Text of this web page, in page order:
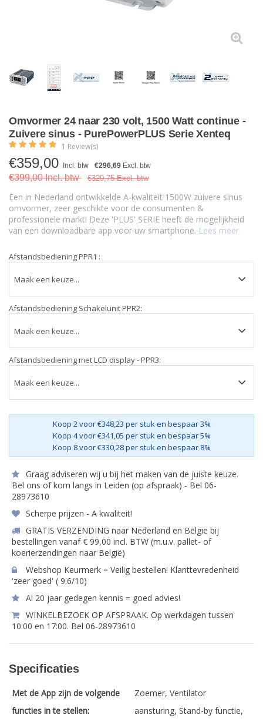
Omvormer 24 naar 230 volt, 1500 Watt continue -
Zuivere sinus - PurePowerPLUS Serie Xenteq
1 Review(s)
€359,00 Incl. btw €296,69 Excl. btw
€399,00 Incl. btw €329,75 Excl. btw
Een in Nederland ontwikkelde A-kwaliteit 1500W zuivere sinus
omvormer, zeer geschikte voor de consumenten &
professionele markt! Deze 'PLUS' SERIE heeft de mogelijkheid
van een downloadbare app voor uw smartphone. Lees meer
Afstandsbediening PPR1 :
Afstandsbediening Schakelunit PPR2:
Afstandsbediening met LCD display - PPR3:
Koop 2 voor €348,23 per stuk en bespaar 3%
Koop 4 voor €341,05 per stuk en bespaar 5%
Koop 8 voor €330,28 per stuk en bespaar 8%
Graag adviseren wij u bij het maken van de juiste keuze.
Bel ons of kom langs in Leiden (op afspraak) - Bel 06-
28973610
Scherpe prijzen - A kwaliteit!
GRATIS VERZENDING naar Nederland en België bij
bestellingen vanaf € 99,00 incl. BTW (m.u.v. pallet- of
koerierzendingen naar België)
Webshop Keurmerk = Veilig bestellen! Klanttevredenheid
'zeer goed' ( 9.6/10)
Al 20 jaar gedegen kennis = goed advies!
WINKELBEZOEK OP AFSPRAAK. Op werkdagen tussen
10:00 en 17:00. Bel 06-28973610
Specificaties
Met de App zijn de volgende
functies in te stellen:
Zoemer, Ventilator
aansturing, Stand-by functie,